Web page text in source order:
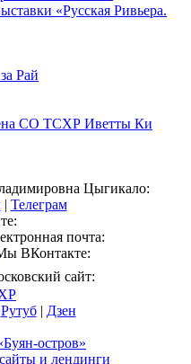
«Русская Ривьера.
Рай
СО ТСХР Иветты Ки
Цыгикало:
| Телеграм
почта:
ВКонтакте:
сайт:
Рутуб| Дзен
остров»